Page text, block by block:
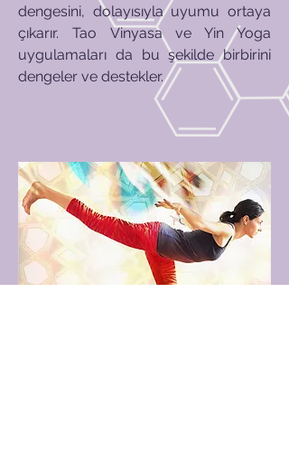
dengesini, dolayısıyla uyumu ortaya
çıkarır. Tao Vinyasa ve Yin Yoga
uygulamaları da bu şekilde birbirini
dengeler ve destekler.